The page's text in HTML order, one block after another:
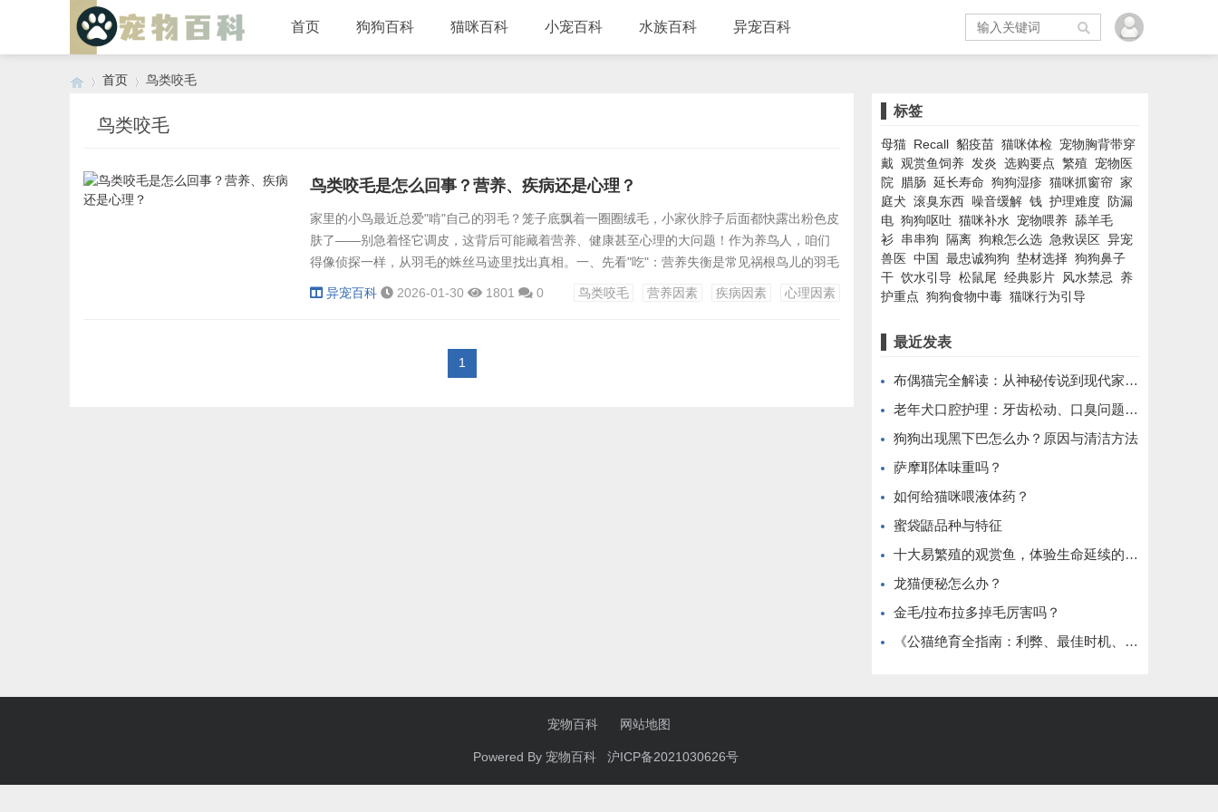
首页 狗狗百科 猫咪百科 小宠百科 水族百科 异宠百科
首页 鸟类咬毛
鸟类咬毛
鸟类咬毛是怎么回事？营养、疾病还是心理？
家里的小鸟最近总爱"啃"自己的羽毛？笼子底飘着一圈圈绒毛，小家伙脖子后面都快露出粉色皮
肤了——别急着怪它调皮，这背后可能藏着营养、健康甚至心理的大问题！作为养鸟人，咱们
得像侦探一样，从羽毛的蛛丝马迹里找出真相。一、先看"吃"：营养失衡是常见祸根鸟儿的羽毛
就像咱们的头发，缺了营养就容易"掉链子"。你家鸟粮是不是常年老三样？种子、小米、偶尔加
异宠百科 2026-01-30 1801 0 鸟类咬毛 营养因素 疾病因素 心理因素
1
标签
母猫 Recall 貂疫苗 猫咪体检
宠物胸背带穿
戴 观赏鱼饲养 发炎 选购要点 繁殖
宠物医
院
腊肠 延长寿命 狗狗湿疹 猫咪抓窗帘 家
庭犬 滚臭东西 噪音缓解 钱 护理难度 防漏
电 狗狗呕吐 猫咪补水 宠物喂养 舔羊毛
衫 串串狗 隔离 狗粮怎么选 急救误区 异宠
兽医 中国 最忠诚狗狗 垫材选择 狗狗鼻子
干 饮水引导 松鼠尾 经典影片 风水禁忌
养
护重点 狗狗食物中毒 猫咪行为引导
最近发表
布偶猫完全解读：从神秘传说到现代家庭伴侣的蜕变之路。
老年犬口腔护理：牙齿松动、口臭问题解决
狗狗出现黑下巴怎么办？原因与清洁方法
萨摩耶体味重吗？
如何给猫咪喂液体药？
蜜袋鼯品种与特征
十大易繁殖的观赏鱼，体验生命延续的乐趣
龙猫便秘怎么办？
金毛/拉布拉多掉毛厉害吗？
《公猫绝育全指南：利弊、最佳时机、术前准备与术后护理》
宠物百科 网站地图
Powered By 宠物百科 沪ICP备2021030626号